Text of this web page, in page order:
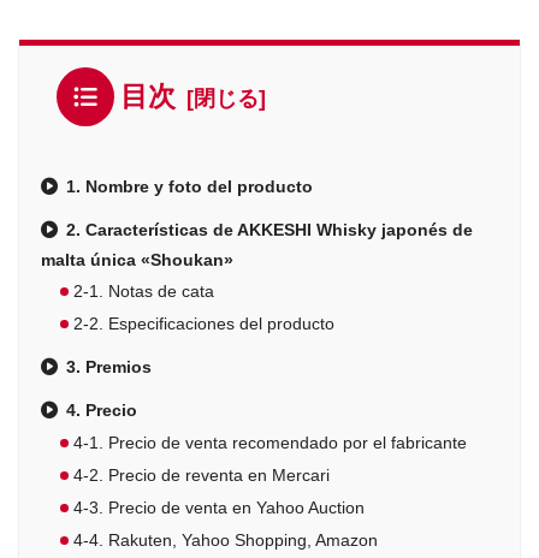
目次
1. Nombre y foto del producto
2. Características de AKKESHI Whisky japonés de
malta única «Shoukan»
2-1. Notas de cata
2-2. Especificaciones del producto
3. Premios
4. Precio
4-1. Precio de venta recomendado por el fabricante
4-2. Precio de reventa en Mercari
4-3. Precio de venta en Yahoo Auction
4-4. Rakuten, Yahoo Shopping, Amazon